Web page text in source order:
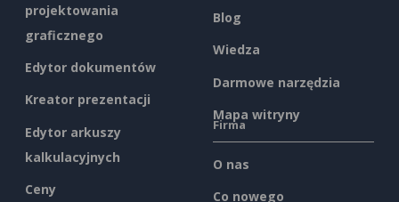
projektowania
graficznego
Edytor dokumentów
Kreator prezentacji
Edytor arkuszy
kalkulacyjnych
Ceny
Blog
Wiedza
Darmowe narzędzia
Mapa witryny
Firma
O nas
Co nowego